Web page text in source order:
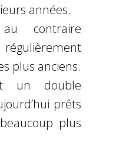
années.
contraire
plus anciens.
un double
prêts
plus